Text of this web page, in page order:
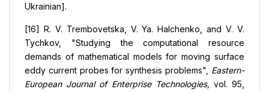
Ukrainian].
[16] R. V. Trembovetska, V. Ya. Halchenko, and V. V.
Tychkov, "Studying the computational resource
demands of mathematical models for moving surface
eddy current probes for synthesis problems", Eastern-
European Journal of Enterprise Technologies, vol. 95,